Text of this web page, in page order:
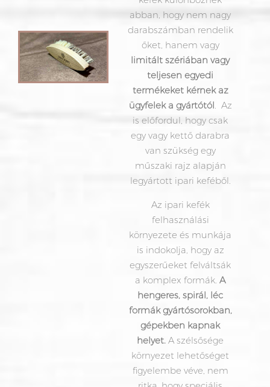
abban, hogy nem nagy
darabszámban rendelik
őket, hanem vagy
limitált szériában vagy
teljesen egyedi
termékeket kérnek az
ügyfelek a gyártótól. Az
is előfordul, hogy csak
egy vagy kettő darabra
van szükség egy
műszaki rajz alapján
legyártott ipari keféből.
Az ipari kefék
felhasználási
környezete és munkája
is indokolja, hogy az
egyszerűeket felváltsák
a komplex formák. A
hengeres, spirál, léc
formák gyártósorokban,
gépekben kapnak
helyet. A szélsősége
környezet lehetőséget
figyelembe véve, nem